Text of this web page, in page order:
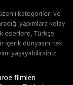
kategorileri ve
yapımlara kolay
eserlere, Türkçe
içerik dünyasını tek
yaşayabilirsiniz.
filmleri